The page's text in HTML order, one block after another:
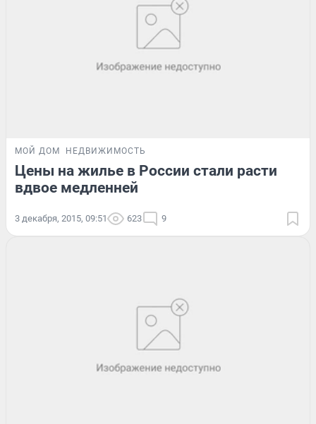
МОЙ ДОМ НЕДВИЖИМОСТЬ
Цены на жилье в России стали расти
вдвое медленней
3 декабря, 2015, 09:51 623 9